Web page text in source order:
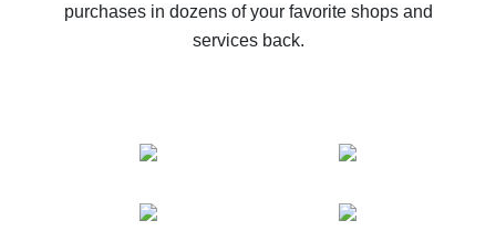
purchases in dozens of your favorite shops and
services back.